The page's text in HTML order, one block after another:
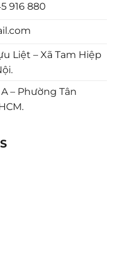
916 880
Liệt – Xã Tam Hiệp
– Phường Tân